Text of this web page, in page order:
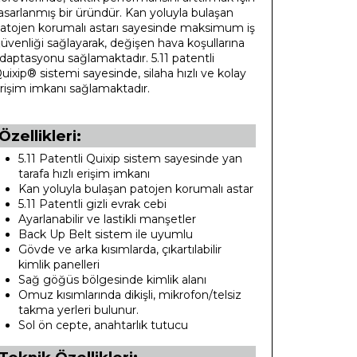
bir üründür. Kan yoluyla bulaşan
korumalı astarı sayesinde maksimum iş
sağlayarak, değişen hava koşullarına
sağlamaktadır. 5.11 patentli
sistemi sayesinde, silaha hızlı ve kolay
imkanı sağlamaktadır.
Özellikleri:
5.11 Patentli Quixip sistem sayesinde yan
tarafa hızlı erişim imkanı
Kan yoluyla bulaşan patojen korumalı astar
5.11 Patentli gizli evrak cebi
Ayarlanabilir ve lastikli manşetler
Back Up Belt sistem ile uyumlu
Gövde ve arka kısımlarda, çıkartılabilir
kimlik panelleri
Sağ göğüs bölgesinde kimlik alanı
Omuz kısımlarında dikişli, mikrofon/telsiz
takma yerleri bulunur.
Sol ön cepte, anahtarlık tutucu